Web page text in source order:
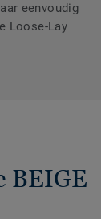
eenvoudig
Loose-Lay
BEIGE